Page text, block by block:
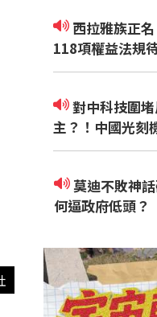
118項權益法規
對中科技圍堵反加速中國科技自
主？！中國光刻
點
莫迪不敗神話破滅 印度Z世代如
何逼政府低頭？